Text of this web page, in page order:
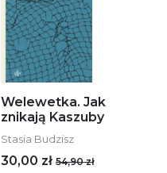
Welewetka. Jak
znikają Kaszuby
Stasia Budzisz
30,00 zł 54,90 zł